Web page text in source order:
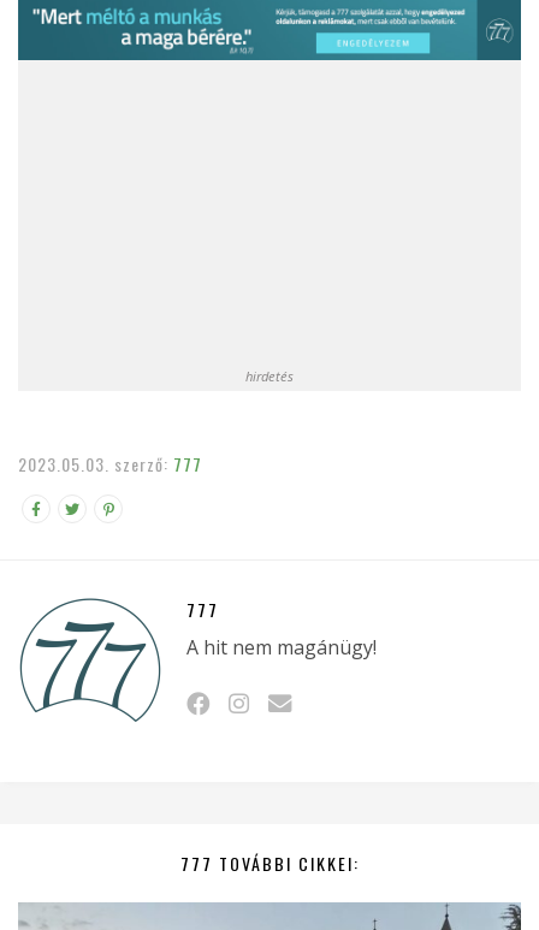
hirdetés
2023.05.03. szerző: 777
777
A hit nem magánügy!
777 TOVÁBBI CIKKEI: